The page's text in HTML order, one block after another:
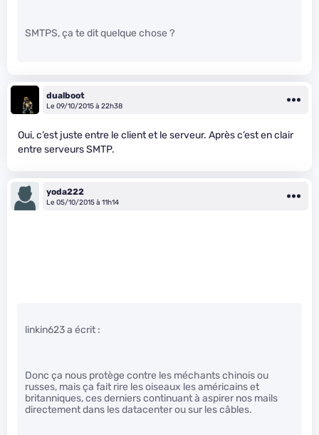
SMTPS, ça te dit quelque chose ?
dualboot
Le 09/10/2015 à 22h38
Oui, c’est juste entre le client et le serveur. Après c’est en clair
entre serveurs SMTP.
yoda222
Le 05/10/2015 à 11h14
linkin623 a écrit :
Donc ça nous protège contre les méchants chinois ou
russes, mais ça fait rire les oiseaux les américains et
britanniques, ces derniers continuant à aspirer nos mails
directement dans les datacenter ou sur les câbles.